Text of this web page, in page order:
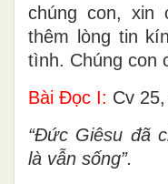
chúng con, xin
thêm lòng tin
tình. Chúng con
Bài Ðọc I: Cv
“Ðức Giêsu đã
là vẫn sống”.